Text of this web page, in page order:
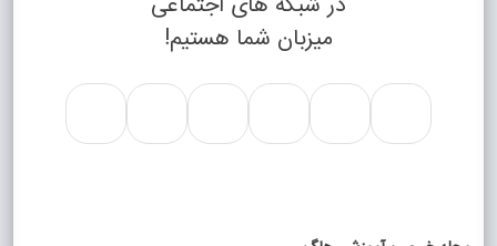
میزبان شما هستیم!